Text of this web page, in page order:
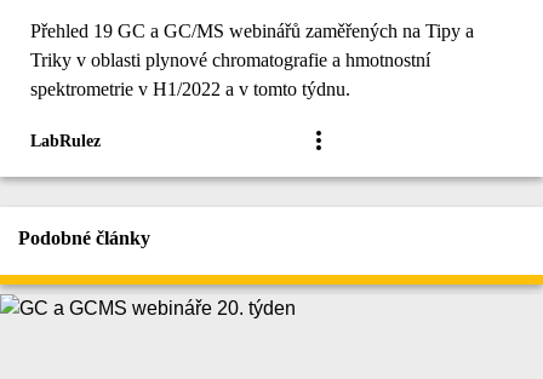
Přehled 19 GC a GC/MS webinářů zaměřených na Tipy a
Triky v oblasti plynové chromatografie a hmotnostní
spektrometrie v H1/2022 a v tomto týdnu.
LabRulez
Podobné články